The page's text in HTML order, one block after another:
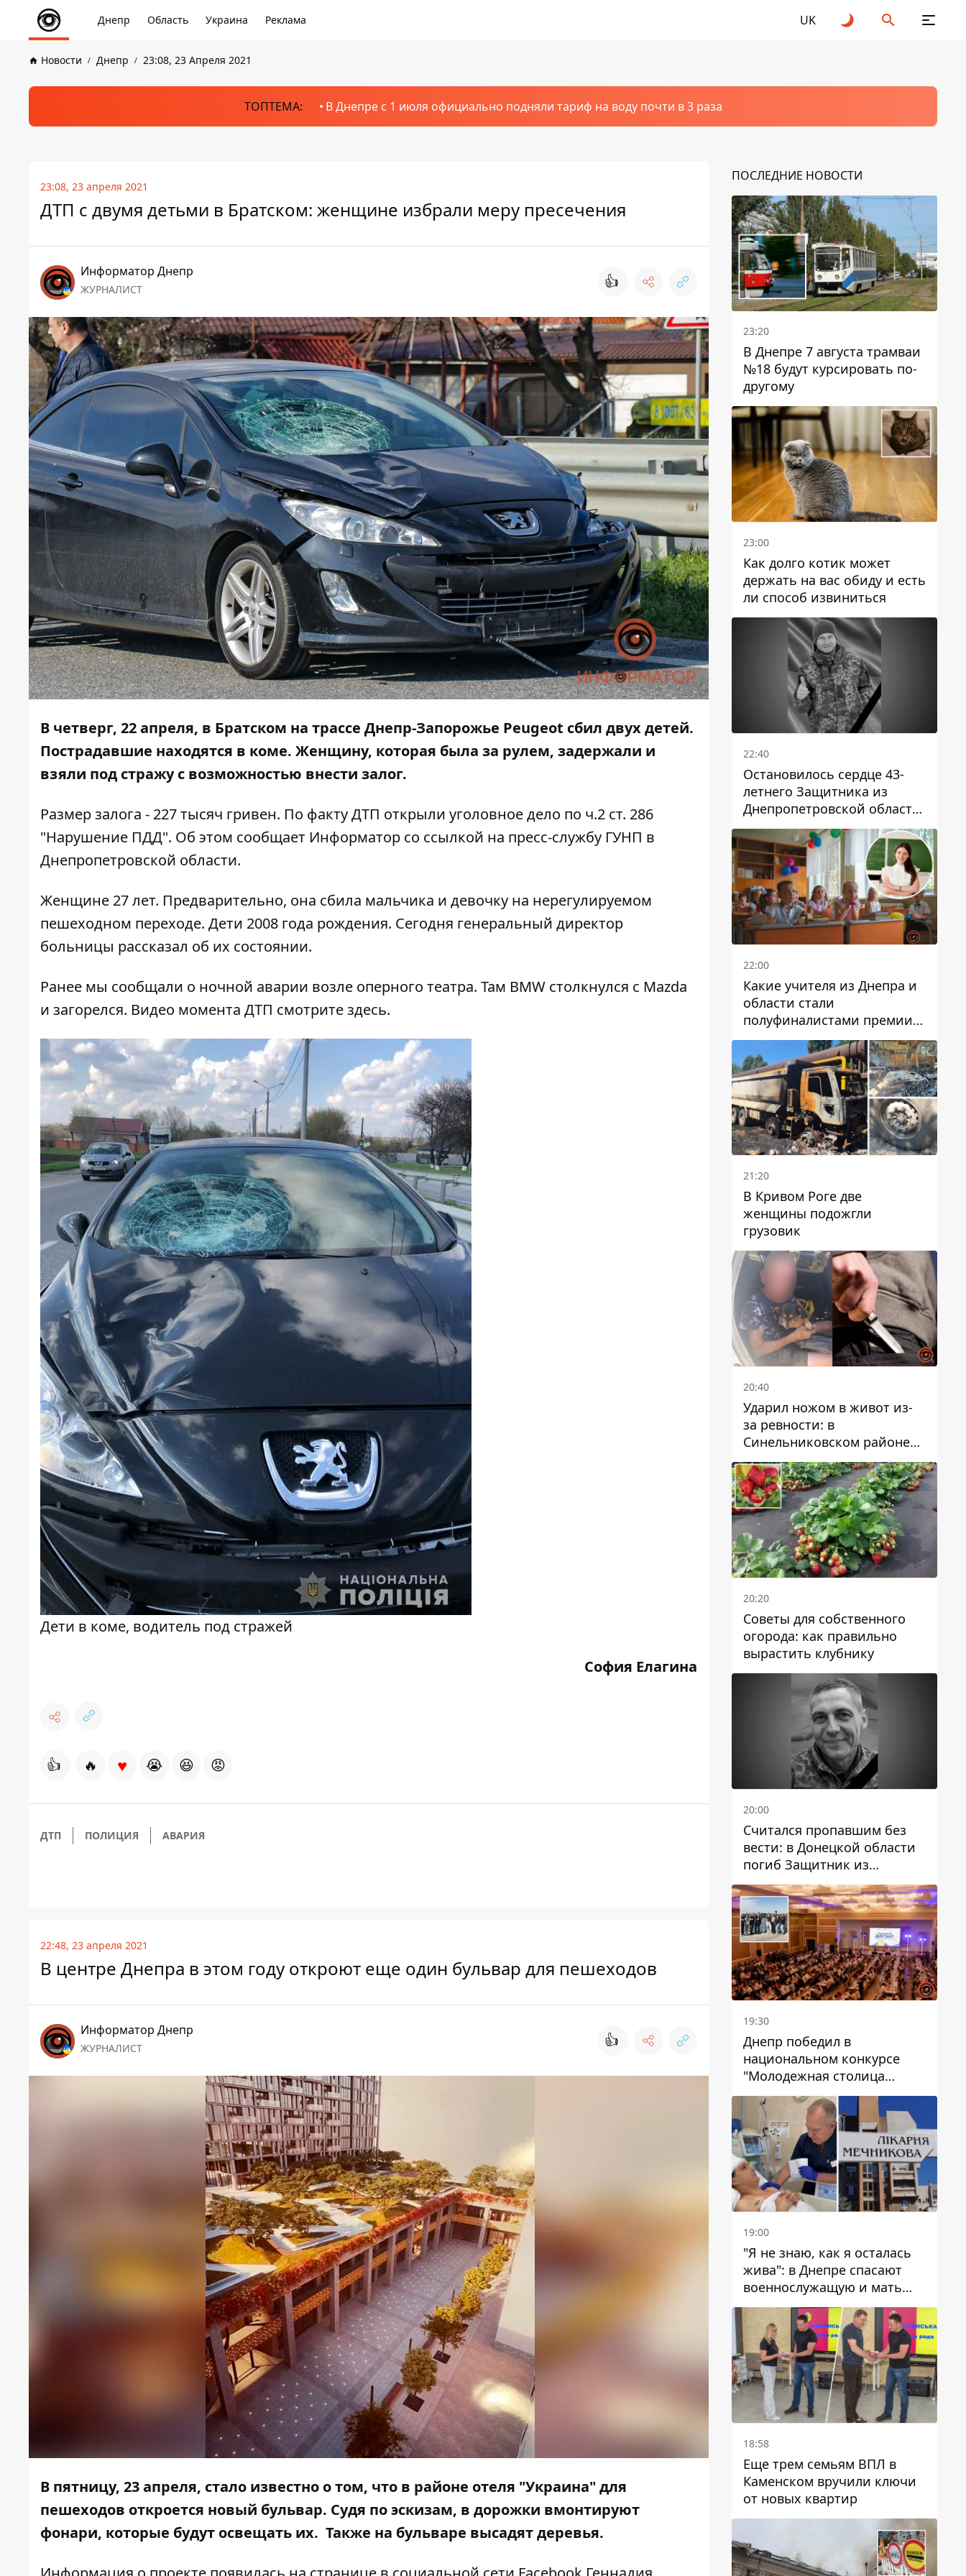
Днепр Область Украина Реклама UK
Новости Днепр 23:08, 23 Апреля 2021
ТОПТЕМА: В Днепре с 1 июля официально подняли тариф на воду почти в 3 раза
23:08, 23 апреля 2021
ДТП с двумя детьми в Братском: женщине избрали меру пресечения
Информатор Днепр
ЖУРНАЛИСТ 👍
В четверг, 22 апреля, в Братском на трассе Днепр-Запорожье Peugeot сбил двух детей.
Пострадавшие находятся в коме. Женщину, которая была за рулем, задержали и
взяли под стражу с возможностью внести залог.
Размер залога - 227 тысяч гривен. По факту ДТП открыли уголовное дело по ч.2 ст. 286
"Нарушение ПДД". Об этом сообщает Информатор со ссылкой на пресс-службу ГУНП в
Днепропетровской области.
Женщине 27 лет. Предварительно, она сбила мальчика и девочку на нерегулируемом
пешеходном переходе. Дети 2008 года рождения. Сегодня генеральный директор
больницы рассказал об их состоянии.
Ранее мы сообщали о ночной аварии возле оперного театра. Там BMW столкнулся с Mazda
и загорелся. Видео момента ДТП смотритездесь.
Дети в коме, водитель под стражей
София Елагина
👍 🔥 ♥ 😭 😆 😡
ДТП ПОЛИЦИЯ АВАРИЯ
22:48, 23 апреля 2021
В центре Днепра в этом году откроют еще один бульвар для пешеходов
Информатор Днепр
ЖУРНАЛИСТ 👍
В пятницу, 23 апреля, стало известно о том, что в районе отеля "Украина" для
пешеходов откроется новый бульвар. Судя по эскизам, в дорожки вмонтируют
фонари, которые будут освещать их. Также на бульваре высадят деревья.
ПОСЛЕДНИЕ НОВОСТИ
23:20
В Днепре 7 августа трамваи
№18 будут курсировать по-
другому
23:00
Как долго котик может
держать на вас обиду и есть
ли способ извиниться
22:40
Остановилось сердце 43-
летнего Защитника из
Днепропетровской области
Евгения Зинченко
22:00
Какие учителя из Днепра и
области стали
полуфиналистами премии
Global Teacher Prize Ukraine
2026
21:20
В Кривом Роге две
женщины подожгли
грузовик
20:40
Ударил ножом в живот из-
за ревности: в
Синельниковском районе
задержали 49-летнего
мужчину за убийство
20:20
Советы для собственного
огорода: как правильно
вырастить клубнику
20:00
Считался пропавшим без
вести: в Донецкой области
погиб Защитник из
Каменского Антон
Красовский
19:30
Днепр победил в
национальном конкурсе
"Молодежная столица
Украины – 2026"
19:00
"Я не знаю, как я осталась
жива": в Днепре спасают
военнослужащую и мать
четверых детей, которую
ранил КАБ
18:58
Еще трем семьям ВПЛ в
Каменском вручили ключи
от новых квартир